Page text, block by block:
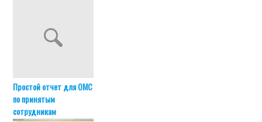
Простой отчет для ОМС
по принятым
сотрудникам